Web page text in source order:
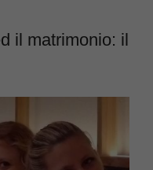
il matrimonio: il